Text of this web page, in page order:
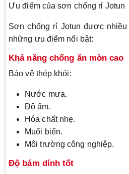
Ưu điểm của sơn chống rỉ Jotun
Sơn chống rỉ Jotun được
những ưu điểm nổi bật:
Khả năng chống ăn mòn cao
Bảo vệ thép khỏi:
Nước mưa.
Độ ẩm.
Hóa chất nhẹ.
Muối biển.
Môi trường công nghiệp.
Độ bám dính tốt